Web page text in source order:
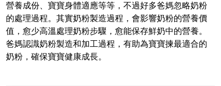
營養成份、寶寶身體適應等等，不過好多爸媽忽略奶粉
的處理過程。其實奶粉製造過程，會影響奶粉的營養價
值，愈少高溫處理奶粉步驟，愈能保存鮮奶中的營養。
爸媽認識奶粉製造和加工過程，有助為寶寶揀最適合的
奶粉，確保寶寶健康成長。